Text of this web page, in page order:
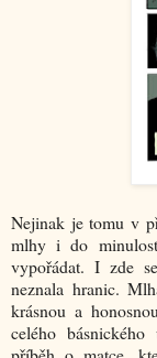
Nejinak je tomu v
mlhy i do
vypořádat. I zde
neznala hranic.
krásnou a
celého